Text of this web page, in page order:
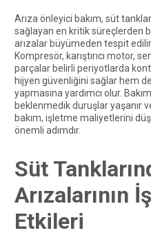
Arıza önleyici bakım, süt
sağlayan en kritik süreçlerden
arızalar büyümeden tespit
Kompresör, karıştırıcı motor,
parçalar belirli periyotlarda
hijyen güvenliğini sağlar hem
yapmasına yardımcı olur.
beklenmedik duruşlar yaşanır
bakım, işletme maliyetlerini
önemli adımdır.
Süt
Arızalarının
Etkileri